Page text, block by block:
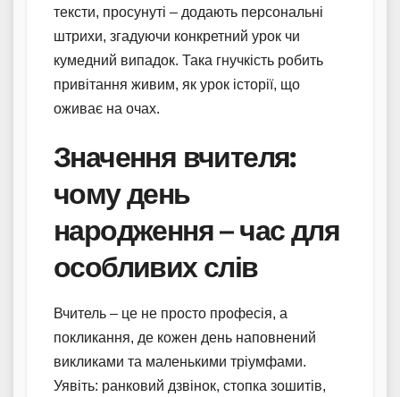
тексти, просунуті – додають персональні
штрихи, згадуючи конкретний урок чи
кумедний випадок. Така гнучкість робить
привітання живим, як урок історії, що
оживає на очах.
Значення вчителя:
чому день
народження – час для
особливих слів
Вчитель – це не просто професія, а
покликання, де кожен день наповнений
викликами та маленькими тріумфами.
Уявіть: ранковий дзвінок, стопка зошитів,